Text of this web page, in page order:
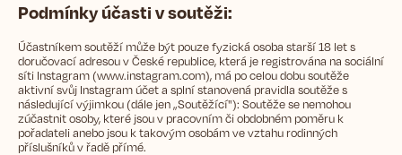
Podmínky účasti v soutěži:
Účastníkem soutěží může být pouze fyzická osoba starší 18 let s
doručovací adresou v České republice, která je registrována na sociální
síti Instagram (www.instagram.com), má po celou dobu soutěže
aktivní svůj Instagram účet a splní stanovená pravidla soutěže s
následující výjimkou (dále jen „Soutěžící"): Soutěže se nemohou
zúčastnit osoby, které jsou v pracovním či obdobném poměru k
pořadateli anebo jsou k takovým osobám ve vztahu rodinných
příslušníků v řadě přímé.